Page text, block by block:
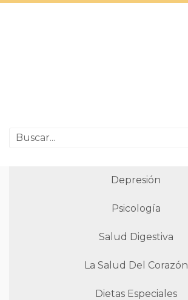
Depresión
Psicología
Salud Digestiva
La Salud Del Corazón
Dietas Especiales